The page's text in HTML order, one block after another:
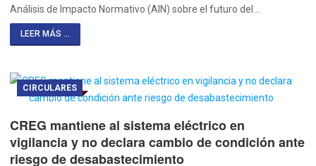
Análisis de Impacto Normativo (AIN) sobre el futuro del…
LEER MÁS ...
CIRCULARES
CREG mantiene al sistema eléctrico en
vigilancia y no declara cambio de condición ante
riesgo de desabastecimiento